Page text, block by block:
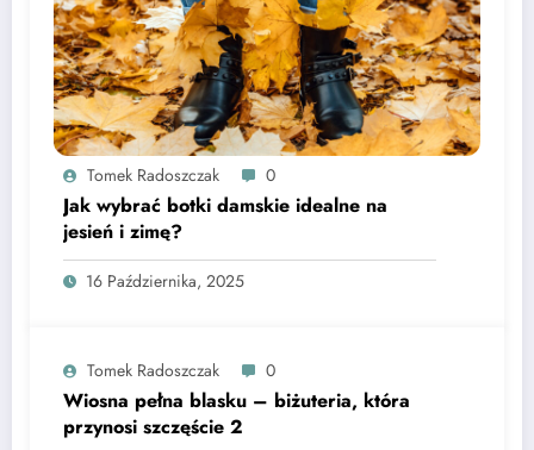
Tomek Radoszczak 0
Jak wybrać botki damskie idealne na
jesień i zimę?
16 Października, 2025
Tomek Radoszczak 0
Wiosna pełna blasku – biżuteria, która
przynosi szczęście 2